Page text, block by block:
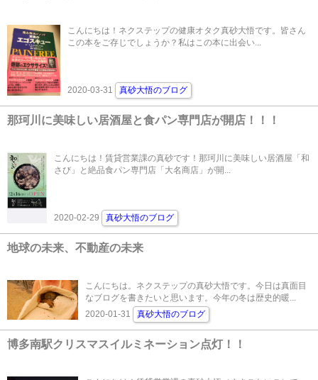
こんにちは！ネクステップの健康オタク真砂大悟です。皆さん
この本をご存じでしょうか？私はこの本に出会い...
2020-03-31 真砂大悟のブログ
那珂川に美味しい居酒屋と食パン専門店が開店！！！
こんにちは！賃貸営業課の真砂です！那珂川に美味しい居酒屋「和
さび」と絶品食パン専門店「大名商店」が開...
2020-02-29 真砂大悟のブログ
地球の未来、不動産の未来
こんにちは。ネクステップの真砂大悟です。今日は真面目
なブログを書きたいと思います。今年の冬は歴史的暖...
2020-01-31
真砂大悟のブログ
博多南駅クリスマスイルミネーション点灯！！